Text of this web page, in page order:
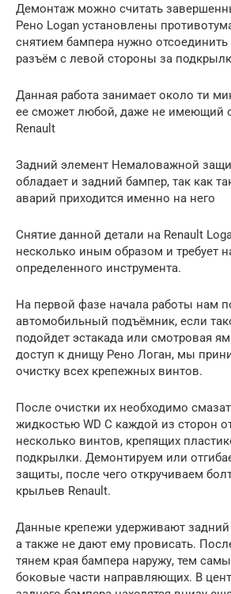
Демонтаж можно считать
Рено Logan установлены
снятием бампера нужно отсоединить
разъём с левой стороны за
Данная работа занимает около ти
ее сможет любой, даже не имеющий
Renault
Задний элемент Немаловажной
обладает и задний бампер, так как
аварий приходится именно на него
Снятие данной детали на Renault
несколько иным образом и требует
определенного инструмента.
На первой фазе начала работы нам
автомобильный подъёмник, если
подойдет эстакада или смотровая
доступ к днищу Рено Логан, мы
очистку всех крепежных винтов.
После очистки их необходимо
жидкостью WD С каждой из сторон
несколько винтов, крепящих
подкрылки. Демонтируем или
защиты, после чего откручиваем
крыльев Renault.
Данные крепежи удерживают
а также не дают ему провисать.
тянем края бампера наружу, тем
боковые части направляющих. В